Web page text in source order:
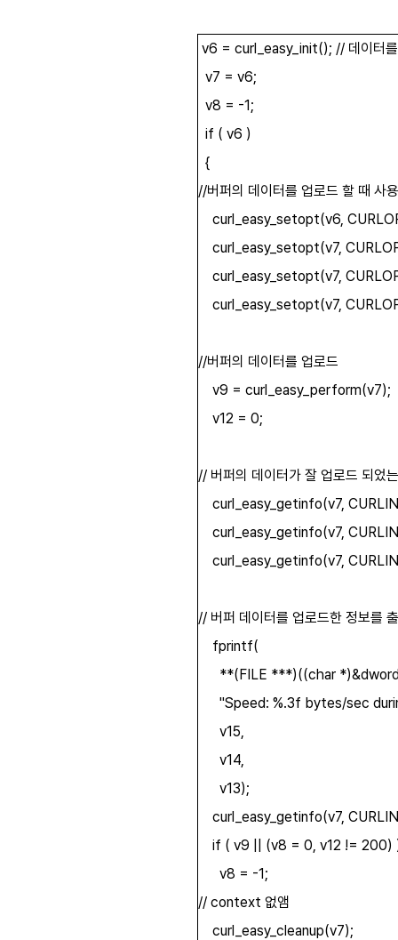
v6 = curl_easy_init(); // 데이터
v7 = v6;
v8 = -1;
if ( v6 )
{
//버퍼의 데이터를 업로드 할 때 사
curl_easy_setopt(v6,
curl_easy_setopt(v7,
curl_easy_setopt(v7,
curl_easy_setopt(v7,
//버퍼의 데이터를 업로드
v9 = curl_easy_perform(v7);
v12 = 0;
// 버퍼의 데이터가 잘 업로드 되었
curl_easy_getinfo(v7,
curl_easy_getinfo(v7,
curl_easy_getinfo(v7,
// 버퍼 데이터를 업로드한 정보를
fprintf(
**(FILE ***)((char
"Speed: %.3f bytes/sec
v15,
v14,
v13);
curl_easy_getinfo(v7,
if ( v9 || (v8 = 0, v12 != 200)
v8 = -1;
// context 없앰
curl_easy_cleanup(v7);